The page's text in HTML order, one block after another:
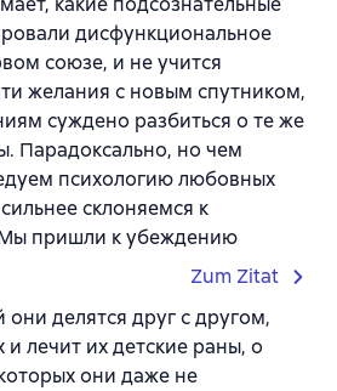
дисфункциональное
союзе, и не учится
желания с новым спутником,
суждено разбиться о те же
Парадоксально, но чем
психологию любовных
склоняемся к
Мы пришли к убеждению
Zum Zitat
делятся друг с другом,
и лечит их детские раны, о
они даже не